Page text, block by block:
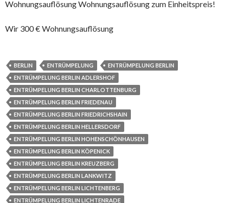
Wohnungsauflösung Wohnungsauflösung zum Einheitspreis!
Wir 300 € Wohnungsauflösung
BERLIN ENTRÜMPELUNG
ENTRÜMPELUNG BERLIN
ENTRÜMPELUNG BERLIN ADLERSHOF
ENTRÜMPELUNG BERLIN CHARLOTTENBURG
ENTRÜMPELUNG BERLIN FRIEDENAU
ENTRÜMPELUNG BERLIN FRIEDRICHSHAIN
ENTRÜMPELUNG BERLIN HELLERSDORF
ENTRÜMPELUNG BERLIN HOHENSCHÖNHAUSEN
ENTRÜMPELUNG BERLIN KÖPENICK
ENTRÜMPELUNG BERLIN KREUZBERG
ENTRÜMPELUNG BERLIN LANKWITZ
ENTRÜMPELUNG BERLIN LICHTENBERG
ENTRÜMPELUNG BERLIN LICHTENRADE